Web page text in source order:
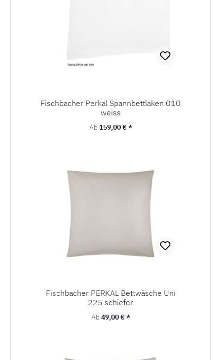
Fischbacher Perkal Spannbettlaken 010
weiss
Regulärer Preis:
Ab159,00 € *
Fischbacher PERKAL Bettwäsche Uni
225 schiefer
Regulärer Preis:
Ab49,00 € *